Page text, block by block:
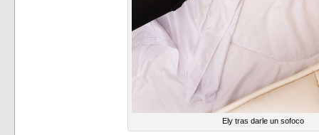
Ely tras darle un sofoco